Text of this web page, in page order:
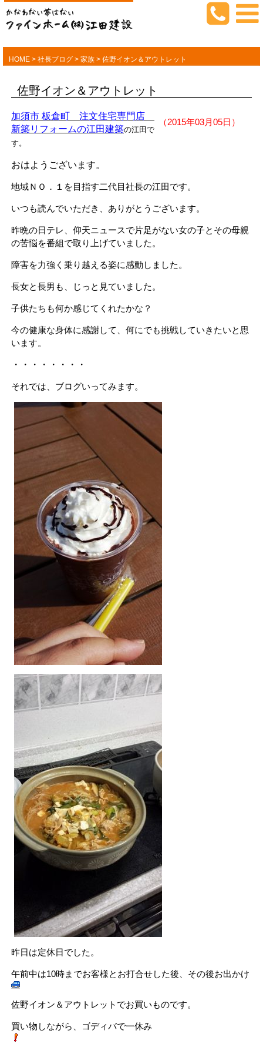
HOME > 社長ブログ > 家族 > 佐野イオン＆アウトレット
佐野イオン＆アウトレット
（2015年03月05日）
加須市 板倉町 注文住宅専門店
新築リフォームの江田建築の江田で
す。
おはようございます。
地域ＮＯ．１を目指す二代目社長の江田です。
いつも読んでいただき、ありがとうございます。
昨晩の日テレ、仰天ニュースで片足がない女の子とその母親
の苦悩を番組で取り上げていました。
障害を力強く乗り越える姿に感動しました。
長女と長男も、じっと見ていました。
子供たちも何か感じてくれたかな？
今の健康な身体に感謝して、何にでも挑戦していきたいと思
います。
・・・・・・・・
それでは、ブログいってみます。
昨日は定休日でした。
午前中は10時までお客様とお打合せした後、その後お出かけ
佐野イオン＆アウトレットでお買いものです。
買い物しながら、ゴディバで一休み